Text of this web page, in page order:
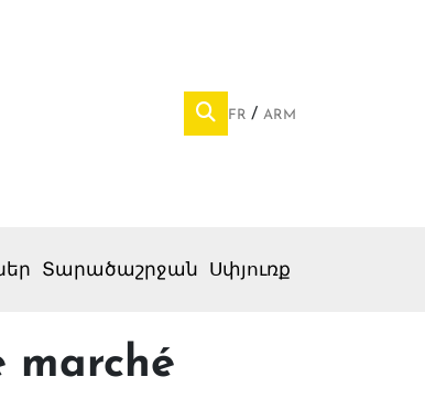
FR ARM
Տարածաշրջան Սփյուռք
marché